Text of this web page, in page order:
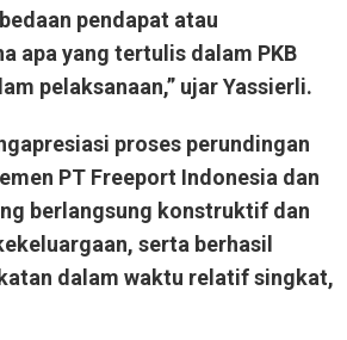
pendapat atau
apa yang tertulis dalam PKB
pelaksanaan,” ujar Yassierli.
proses perundingan
PT Freeport Indonesia dan
berlangsung konstruktif dan
serta berhasil
dalam waktu relatif singkat,